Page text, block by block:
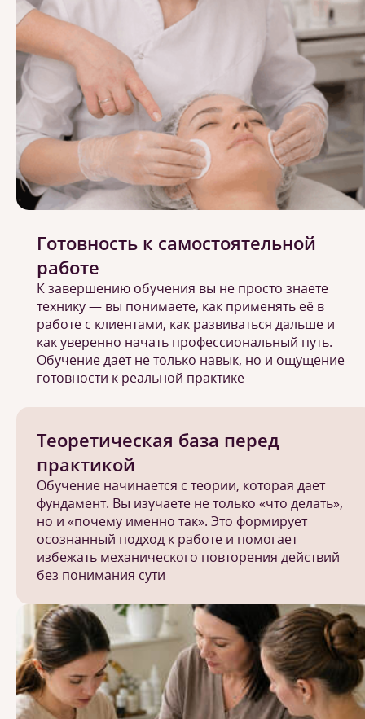
Теоретическая база перед
практикой
Обучение начинается с теории, которая дает
фундамент. Вы изучаете не только «что делать»,
но и «почему именно так». Это формирует
осознанный подход к работе и помогает
избежать механического повторения действий
без понимания сути
Готовность к самостоятельной
работе
К завершению обучения вы не просто знаете
технику — вы понимаете, как применять её в
работе с клиентами, как развиваться дальше и
как уверенно начать профессиональный путь.
Обучение дает не только навык, но и ощущение
готовности к реальной практике